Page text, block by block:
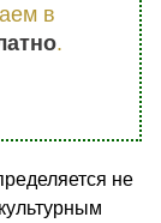
в
.
не